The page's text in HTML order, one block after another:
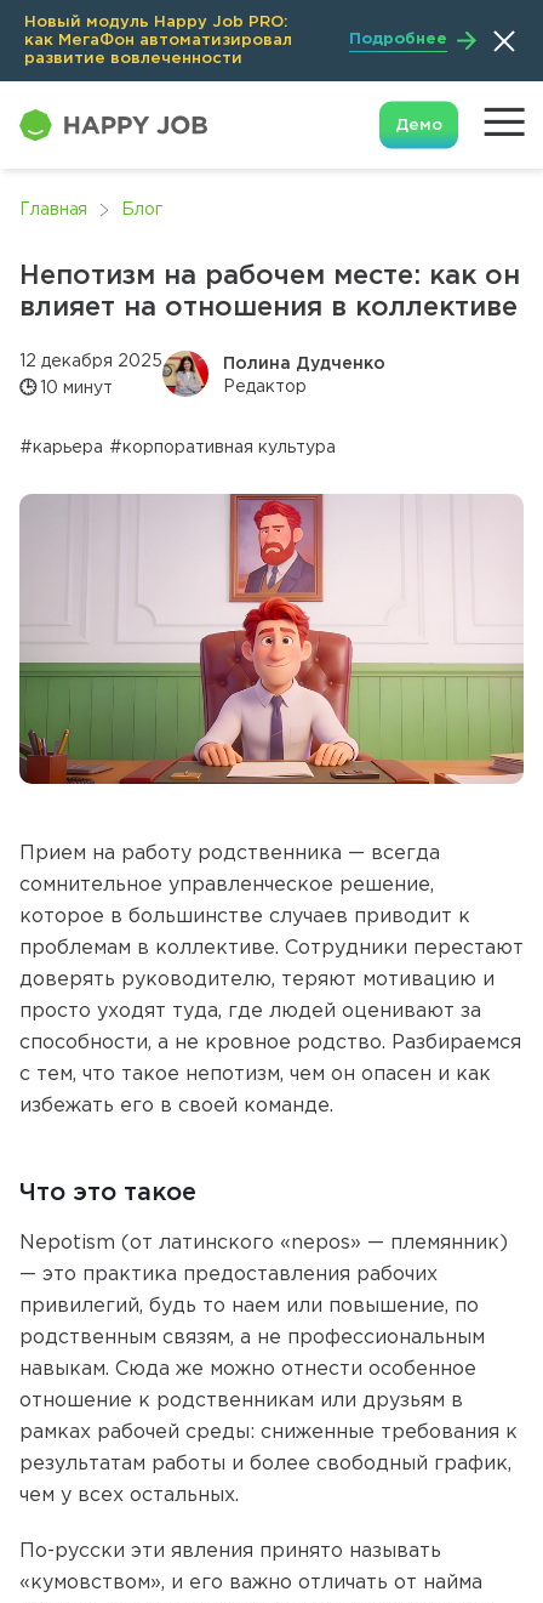
Новый модуль Happy Job PRO:
как МегаФон автоматизировал
развитие вовлеченности
Подробнее
Демо
Главная Блог
Непотизм на рабочем месте: как он
влияет на отношения в коллективе
12 декабря 2025
🕒
10 минут
Полина Дудченко
Редактор
#карьера #корпоративная культура
Прием на работу родственника — всегда
сомнительное управленческое решение,
которое в большинстве случаев приводит к
проблемам в коллективе. Сотрудники перестают
доверять руководителю, теряют мотивацию и
просто уходят туда, где людей оценивают за
способности, а не кровное родство. Разбираемся
с тем, что такое непотизм, чем он опасен и как
избежать его в своей команде.
Что это такое
Nepotism (от латинского «nepos» — племянник)
— это практика предоставления рабочих
привилегий, будь то наем или повышение, по
родственным связям, а не профессиональным
навыкам. Сюда же можно отнести особенное
отношение к родственникам или друзьям в
рамках рабочей среды: сниженные требования к
результатам работы и более свободный график,
чем у всех остальных.
По-русски эти явления принято называть
«кумовством», и его важно отличать от найма